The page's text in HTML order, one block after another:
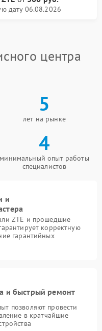
дату 06.08.2026
центра
5
лет на рынке
4
минимальный опыт работы
специалистов
и
ZTE и прошедшие
корректную
гарантийных
и быстрый ремонт
позволяют провести
в кратчайшие